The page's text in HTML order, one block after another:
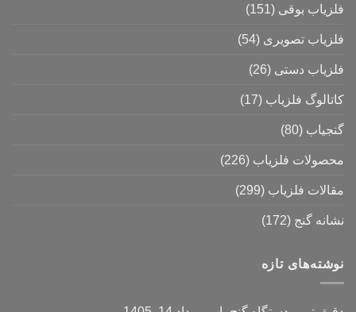
فلزیاب بوقی (151)
فلزیاب تصویری (54)
فلزیاب دستی (26)
کاتالوگ فلزیاب (17)
گنجیاب (80)
محصولات فلزیاب (226)
مقالات فلزیاب (299)
نشانه گنج (172)
نوشته‌های تازه